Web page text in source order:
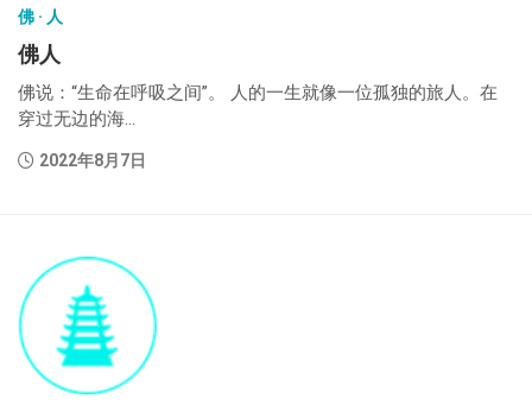
佛 · 人
佛人
佛说：“生命在呼吸之间”。 人的一生就像一位孤独的旅人。在
穿过无边的海...
2022年8月7日